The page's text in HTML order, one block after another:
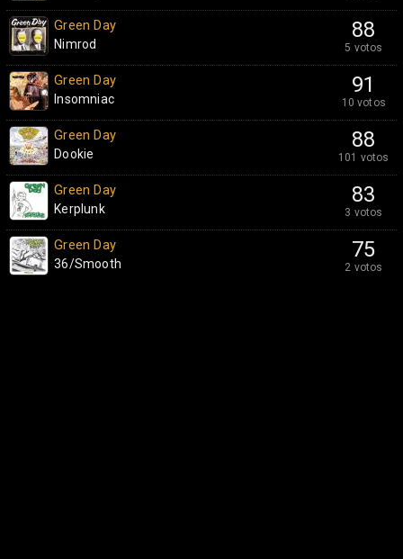
88
5 votos
Green Day
Nimrod
91
10 votos
Green Day
Insomniac
88
101 votos
Green Day
Dookie
83
3 votos
Green Day
Kerplunk
75
2 votos
Green Day
36/Smooth